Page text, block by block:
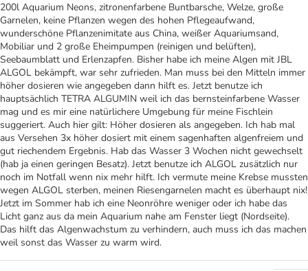
200l Aquarium Neons, zitronenfarbene Buntbarsche, Welze, große
Garnelen, keine Pflanzen wegen des hohen Pflegeaufwand,
wunderschöne Pflanzenimitate aus China, weißer Aquariumsand,
Mobiliar und 2 große Eheimpumpen (reinigen und belüften),
Seebaumblatt und Erlenzapfen. Bisher habe ich meine Algen mit JBL
ALGOL bekämpft, war sehr zufrieden. Man muss bei den Mitteln immer
höher dosieren wie angegeben dann hilft es. Jetzt benutze ich
hauptsächlich TETRA ALGUMIN weil ich das bernsteinfarbene Wasser
mag und es mir eine natürlichere Umgebung für meine Fischlein
suggeriert. Auch hier gilt: Höher dosieren als angegeben. Ich hab mal
aus Versehen 3x höher dosiert mit einem sagenhaften algenfreiem und
gut riechendem Ergebnis. Hab das Wasser 3 Wochen nicht gewechselt
(hab ja einen geringen Besatz). Jetzt benutze ich ALGOL zusätzlich nur
noch im Notfall wenn nix mehr hilft. Ich vermute meine Krebse mussten
wegen ALGOL sterben, meinen Riesengarnelen macht es überhaupt nix!
Jetzt im Sommer hab ich eine Neonröhre weniger oder ich habe das
Licht ganz aus da mein Aquarium nahe am Fenster liegt (Nordseite).
Das hilft das Algenwachstum zu verhindern, auch muss ich das machen
weil sonst das Wasser zu warm wird.